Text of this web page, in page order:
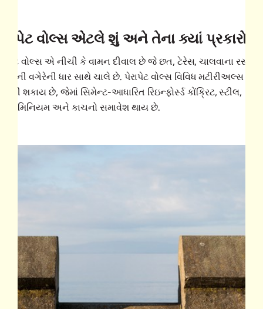
વોલ્સ એટલે શું અને તેના ક્યાં પ્રકારો
વોલ્સ એ નીચી કે વામન દીવાલ છે જે છત, ટેરેસ, ચાલવાના રસ્તા,
વગેરેની ધાર સાથે ચાલે છે. પેરાપેટ વોલ્સ વિવિધ મટીરીઅલ્સ
શકાય છે, જેમાં સિમેન્ટ-આધારિત રિઇન્ફોર્સ્ડ કોંક્રિટ, સ્ટીલ,
અને કાચનો સમાવેશ થાય છે.